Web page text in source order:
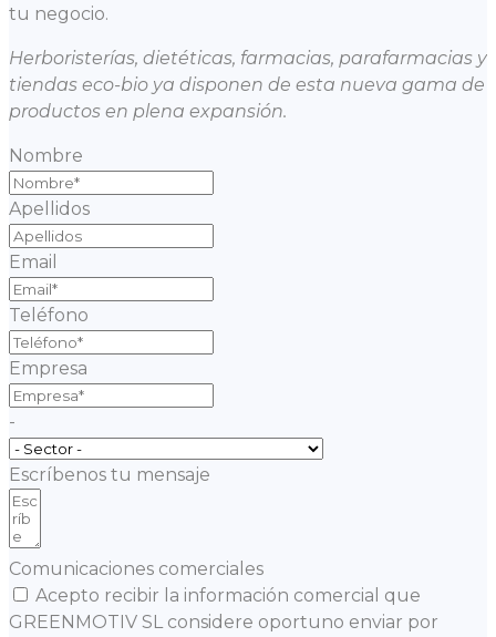
tu negocio.
Herboristerías, dietéticas, farmacias, parafarmacias y
tiendas eco-bio ya disponen de esta nueva gama de
productos en plena expansión.
Nombre
Apellidos
Email
Teléfono
Empresa
-
Escríbenos tu mensaje
Comunicaciones comerciales
Acepto recibir la información comercial que
GREENMOTIV SL considere oportuno enviar por